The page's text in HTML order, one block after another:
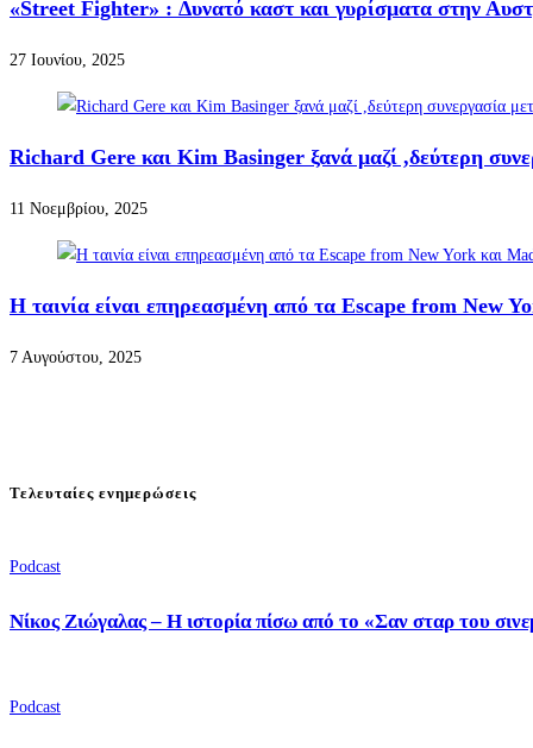
«Street Fighter» : Δυνατό καστ και γυρίσματα στην
27 Ιουνίου, 2025
Richard Gere και Kim Basinger ξανά μαζί ,δεύτερη
11 Νοεμβρίου, 2025
Η ταινία είναι επηρεασμένη από τα Escape from New
7 Αυγούστου, 2025
Τελευταίες ενημερώσεις
Podcast
Νίκος Ζιώγαλας – Η ιστορία πίσω από το «Σαν σταρ του
Podcast